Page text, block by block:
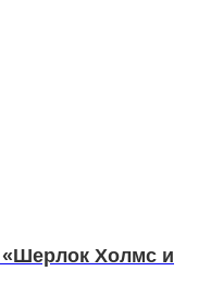
«Шерлок Холмс и